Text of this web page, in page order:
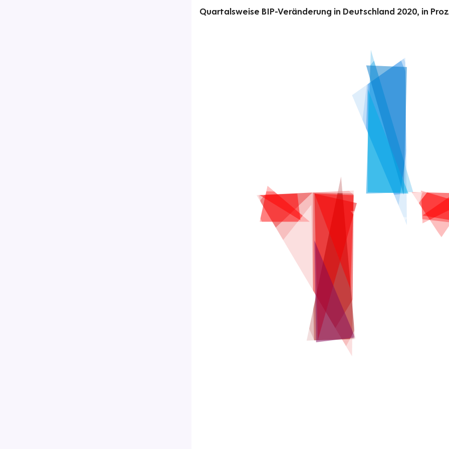
Quartalsweise BIP-Veränderung in Deutschland 2020, in